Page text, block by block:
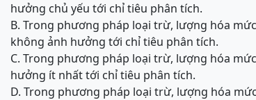
hưởng chủ yếu tới chỉ tiêu phân tích.
B. Trong phương pháp loại trừ, lượng hóa
không ảnh hưởng tới chỉ tiêu phân tích.
C. Trong phương pháp loại trừ, lượng hóa
hưởng ít nhất tới chỉ tiêu phân tích.
D. Trong phương pháp loại trừ, lượng hóa